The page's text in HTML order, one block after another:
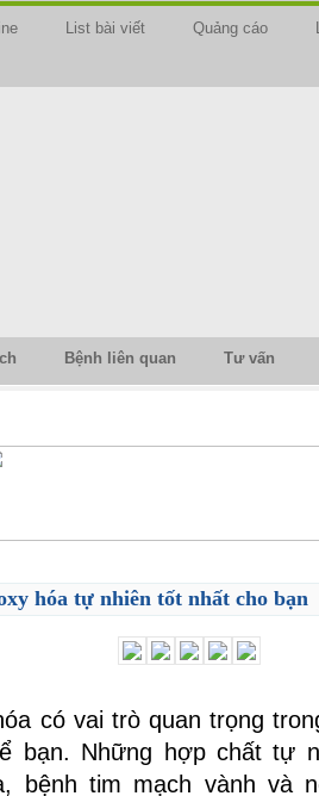
List bài viết Quảng cáo
Bệnh liên quan Tư vấn
hóa tự nhiên tốt nhất cho bạn
có vai trò quan trọng
bạn. Những hợp chất tự
bệnh tim mạch vành và